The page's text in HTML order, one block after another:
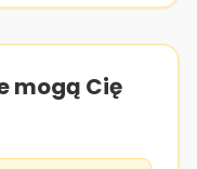
mogą Cię